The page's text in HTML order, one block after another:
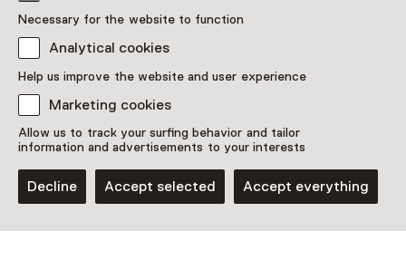
Necessary for the website to function
Analytical cookies
Help us improve the website and user experience
Marketing cookies
Allow us to track your surfing behavior and tailor
information and advertisements to your interests
Decline Accept selected Accept everything
Show availability
Location
Kasteel Radboud
Oudevaartsgat 8
1671 HM Medemblik
Plan routeOpens in a new tab
0227 - 54 19 60
Open today from 11:00 until 17:00
More opening hours